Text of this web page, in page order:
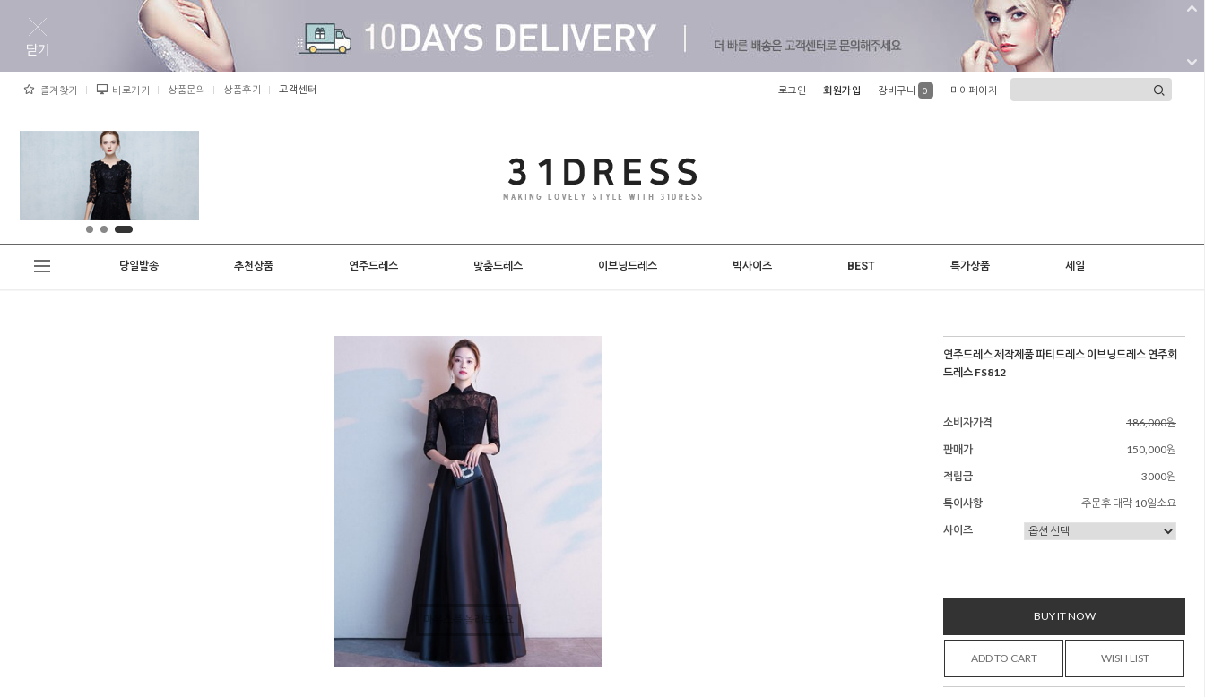
즐겨찾기 바로가기 상품문의 상품후기 고객센터 로그인 회원가입 장바구니 0 마이페이지
당일발송 추천상품 연주드레스 맞춤드레스 이브닝드레스 빅사이즈 BEST 특가상품 세일
마우스를 올려보세요
연주드레스 제작제품 파티드레스 이브닝드레스 연주회
드레스 FS812
소비자가격
186,000원
판매가
150,000원
적립금
3000원
특이사항
주문후 대략 10일소요
사이즈
BUY IT NOW
ADD TO CART WISH LIST